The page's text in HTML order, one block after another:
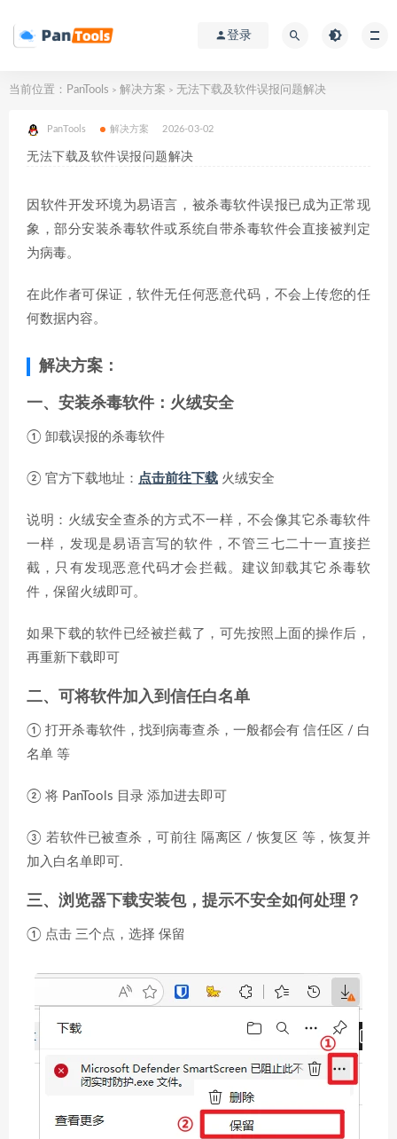
登录
当前位置： PanTools > 解决方案 > 无法下载及软件误报问题解决
PanTools 解决方案 2026-03-02
无法下载及软件误报问题解决
因软件开发环境为易语言，被杀毒软件误报已成为正常现
象，部分安装杀毒软件或系统自带杀毒软件会直接被判定
为病毒。
在此作者可保证，软件无任何恶意代码，不会上传您的任
何数据内容。
解决方案：
一、安装杀毒软件：火绒安全
① 卸载误报的杀毒软件
② 官方下载地址： 点击前往下载 火绒安全
说明：火绒安全查杀的方式不一样，不会像其它杀毒软件
一样，发现是易语言写的软件，不管三七二十一直接拦
截，只有发现恶意代码才会拦截。建议卸载其它杀毒软
件，保留火绒即可。
如果下载的软件已经被拦截了，可先按照上面的操作后，
再重新下载即可
二、可将软件加入到信任白名单
① 打开杀毒软件，找到病毒查杀，一般都会有 信任区 / 白
名单 等
② 将 PanTools 目录 添加进去即可
③ 若软件已被查杀，可前往 隔离区 / 恢复区 等，恢复并
加入白名单即可.
三、浏览器下载安装包，提示不安全如何处理？
① 点击 三个点，选择 保留